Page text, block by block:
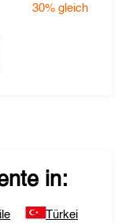
30% gleich
in:
Türkei